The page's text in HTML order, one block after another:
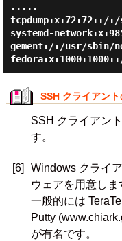
.....
tcpdump:x:72:72::/
systemd-
gement:/:/usr/sbin/
SSH クライアン
SSH クライアン
す。
[6]
Windows クライ
ウェアを用意しま
一般的には
Putty
が有名です。